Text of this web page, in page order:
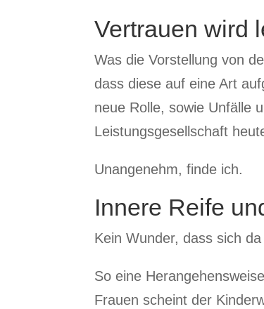
Vertrauen wird
Was die Vorstellung von
dass diese auf eine Art
neue Rolle, sowie Unfälle
Leistungsgesellschaft
Unangenehm, finde ich.
Innere Reife
Kein Wunder, dass sich
So eine
Frauen scheint der